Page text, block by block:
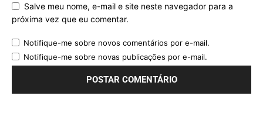
Salve meu nome, e-mail e site neste navegador para a
próxima vez que eu comentar.
Notifique-me sobre novos comentários por e-mail.
Notifique-me sobre novas publicações por e-mail.